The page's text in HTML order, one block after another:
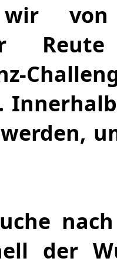
wir
der